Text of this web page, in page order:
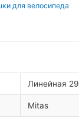
для велосипеда
Линейная 29
Mitas